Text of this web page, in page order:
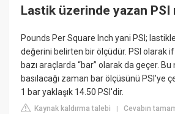
Lastik üzerinde yazan PSI
Pounds Per Square Inch yani PSI;
değerini belirten bir ölçüdür. PSI olarak
bazı araçlarda “bar” olarak da geçer.
basılacağı zaman bar ölçüsünü PSI'ye
1 bar yaklaşık 14.50 PSI'dir.
Kaynak kaldırma talebi |Cevabın